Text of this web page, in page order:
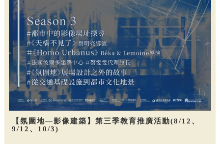
【氛圍地—影像建築】第三季教育推廣活動(8/12、
9/12、10/3)